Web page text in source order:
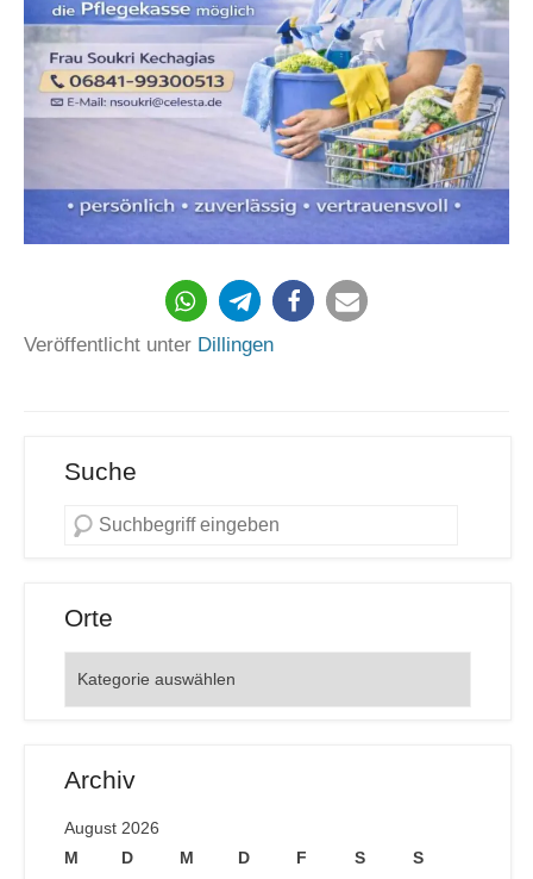
Veröffentlicht unter Dillingen
Suche
Orte
Archiv
August 2026
M
D M D F S
S